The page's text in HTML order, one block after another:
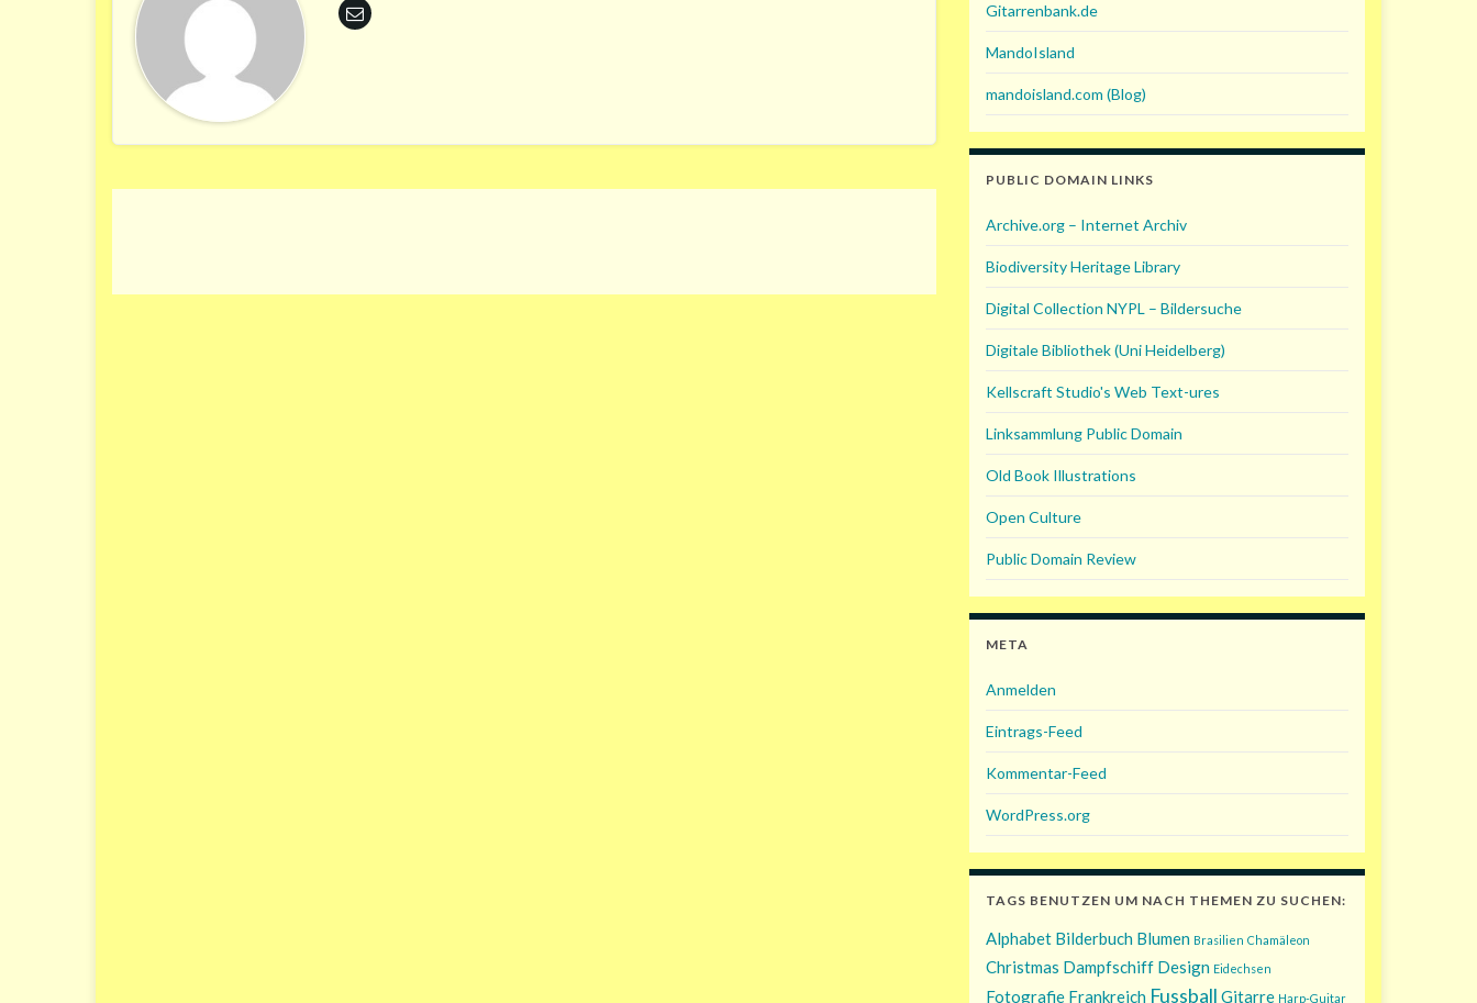
Gitarrenbank.de
MandoIsland
mandoisland.com (Blog)
PUBLIC DOMAIN LINKS
Archive.org – Internet Archiv
Biodiversity Heritage Library
Digital Collection NYPL – Bildersuche
Digitale Bibliothek (Uni Heidelberg)
Kellscraft Studio's Web Text-ures
Linksammlung Public Domain
Old Book Illustrations
Open Culture
Public Domain Review
META
Anmelden
Eintrags-Feed
Kommentar-Feed
WordPress.org
TAGS BENUTZEN UM NACH THEMEN ZU SUCHEN:
Alphabet Bilderbuch Blumen Brasilien Chamäleon
Christmas Dampfschiff Design Eidechsen
Fotografie Frankreich Fussball Gitarre Harp-Guitar